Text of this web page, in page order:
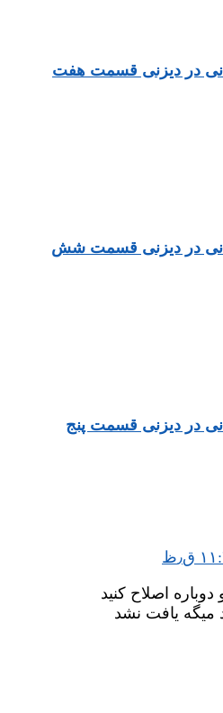
در دیزنی قسمت هفت
در دیزنی قسمت شش
در دیزنی قسمت پنج
اصلاح کنید
میگه یافت نشد